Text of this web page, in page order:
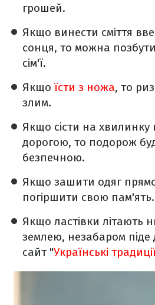
грошей.
Якщо винести сміття
сонця, то можна
сім'ї.
Якщо їсти з ножа, то
злим.
Якщо сісти на
дорогою, то подорож
безпечною.
Якщо зашити одяг
погіршити свою пам'ять.
Якщо ластівки літають
землею, незабаром
сайт "Українські